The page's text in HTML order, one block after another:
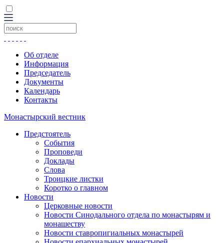
Об отделе
Информация
Председатель
Документы
Календарь
Контакты
Монастырский вестник
Предстоятель
События
Проповеди
Доклады
Слова
Троицкие листки
Коротко о главном
Новости
Церковные новости
Новости Синодального отдела по монастырям и
монашеству
Новости ставропигиальных монастырей